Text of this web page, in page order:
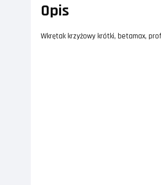
Opis
Wkrętak krzyżowy krótki, betamax,